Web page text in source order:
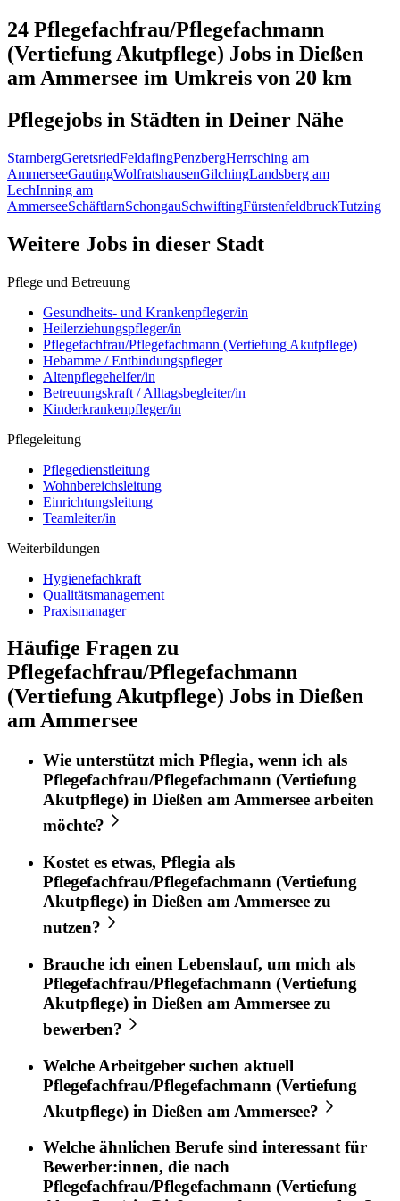
24 Pflegefachfrau/Pflegefachmann
(Vertiefung Akutpflege) Jobs in Dießen
am Ammersee im Umkreis von 20 km
Pflegejobs in Städten in Deiner Nähe
StarnbergGeretsriedFeldafingPenzbergHerrsching am
AmmerseeGautingWolfratshausenGilchingLandsberg am
LechInning am
AmmerseeSchäftlarnSchongauSchwiftingFürstenfeldbruckTutzing
Weitere Jobs in dieser Stadt
Pflege und Betreuung
Gesundheits- und Krankenpfleger/in
Heilerziehungspfleger/in
Pflegefachfrau/Pflegefachmann (Vertiefung Akutpflege)
Hebamme / Entbindungspfleger
Altenpflegehelfer/in
Betreuungskraft / Alltagsbegleiter/in
Kinderkrankenpfleger/in
Pflegeleitung
Pflegedienstleitung
Wohnbereichsleitung
Einrichtungsleitung
Teamleiter/in
Weiterbildungen
Hygienefachkraft
Qualitätsmanagement
Praxismanager
Häufige Fragen zu
Pflegefachfrau/Pflegefachmann
(Vertiefung Akutpflege) Jobs in Dießen
am Ammersee
Wie unterstützt mich Pflegia, wenn ich als
Pflegefachfrau/Pflegefachmann (Vertiefung
Akutpflege) in Dießen am Ammersee arbeiten
möchte?
Kostet es etwas, Pflegia als
Pflegefachfrau/Pflegefachmann (Vertiefung
Akutpflege) in Dießen am Ammersee zu
nutzen?
Brauche ich einen Lebenslauf, um mich als
Pflegefachfrau/Pflegefachmann (Vertiefung
Akutpflege) in Dießen am Ammersee zu
bewerben?
Welche Arbeitgeber suchen aktuell
Pflegefachfrau/Pflegefachmann (Vertiefung
Akutpflege) in Dießen am Ammersee?
Welche ähnlichen Berufe sind interessant für
Bewerber:innen, die nach
Pflegefachfrau/Pflegefachmann (Vertiefung